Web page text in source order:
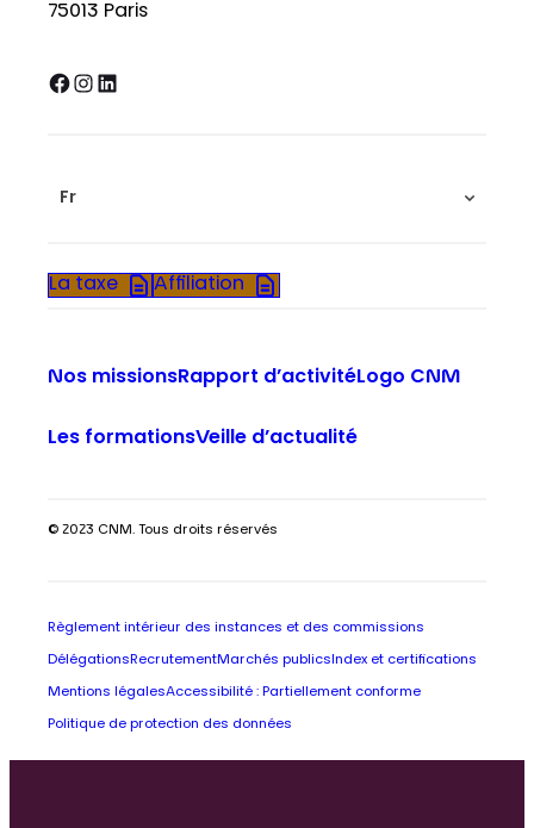
75013 Paris
Facebook InstagramLinkedIn
Fr
La taxe Affiliation
Nos missionsRapport d’activitéLogo CNM
Les formationsVeille d’actualité
© 2023 CNM. Tous droits réservés
Règlement intérieur des instances et des commissions
Délégations RecrutementMarchés publics Index et certifications
Mentions légalesAccessibilité : Partiellement conforme
Politique de protection des données